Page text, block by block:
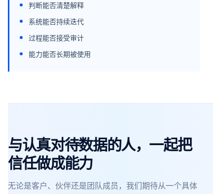
判断能否清楚解释
系统能否持续迭代
过程能否接受审计
能力能否长期被使用
与认真对待数据的人，一起把
信任做成能力
无论是客户、伙伴还是团队成员，我们期待从一个具体